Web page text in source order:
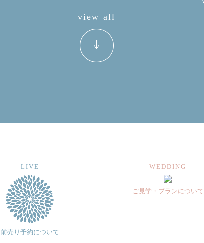
view all
LIVE
前売り予約について
WEDDING
ご見学・プランについて